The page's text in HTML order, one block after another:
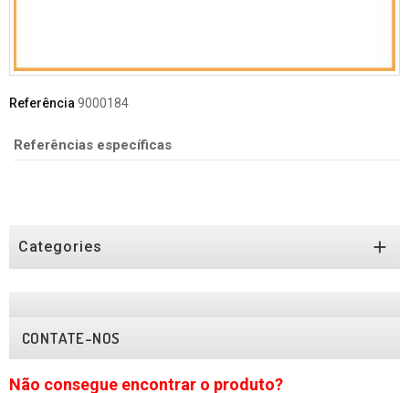
Referência9000184
Referências específicas
Categories 
CONTATE-NOS
Não consegue encontrar o produto?